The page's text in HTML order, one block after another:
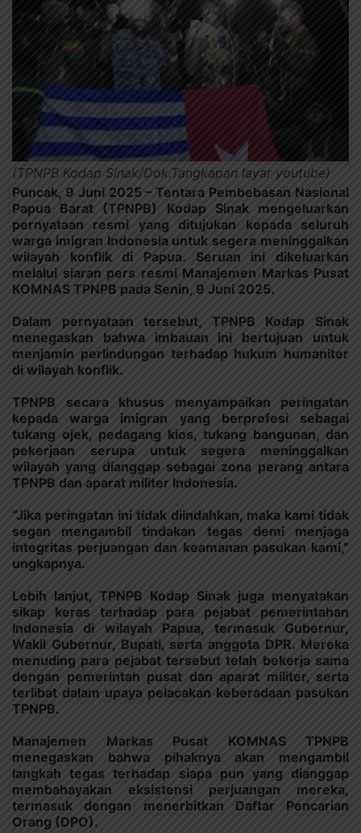
(TPNPB Kodap Sinak/Dok.Tangkapan layar youtube)
Puncak, 9 Juni 2025– Tentara Pembebasan Nasional
Papua Barat (TPNPB) Kodap Sinak mengeluarkan
pernyataan resmi yang ditujukan kepada seluruh
warga imigran Indonesia untuk segera meninggalkan
wilayah konflik di Papua. Seruan ini dikeluarkan
melalui siaran pers resmi Manajemen Markas Pusat
KOMNAS TPNPB pada Senin, 9 Juni 2025.
Dalam pernyataan tersebut, TPNPB Kodap Sinak
menegaskan bahwa imbauan ini bertujuan untuk
menjamin perlindungan terhadap hukum humaniter
di wilayah konflik.
TPNPB secara khusus menyampaikan peringatan
kepada warga imigran yang berprofesi sebagai
tukang ojek, pedagang kios, tukang bangunan, dan
pekerjaan serupa untuk segera meninggalkan
wilayah yang dianggap sebagai zona perang antara
TPNPB dan aparat militer Indonesia.
“Jika peringatan ini tidak diindahkan, maka kami tidak
segan mengambil tindakan tegas demi menjaga
integritas perjuangan dan keamanan pasukan kami,”
ungkapnya.
Lebih lanjut, TPNPB Kodap Sinak juga menyatakan
sikap keras terhadap para pejabat pemerintahan
Indonesia di wilayah Papua, termasuk Gubernur,
Wakil Gubernur, Bupati, serta anggota DPR. Mereka
menuding para pejabat tersebut telah bekerja sama
dengan pemerintah pusat dan aparat militer, serta
terlibat dalam upaya pelacakan keberadaan pasukan
TPNPB.
Manajemen Markas Pusat KOMNAS TPNPB
menegaskan bahwa pihaknya akan mengambil
langkah tegas terhadap siapa pun yang dianggap
membahayakan eksistensi perjuangan mereka,
termasuk dengan menerbitkan Daftar Pencarian
Orang (DPO).